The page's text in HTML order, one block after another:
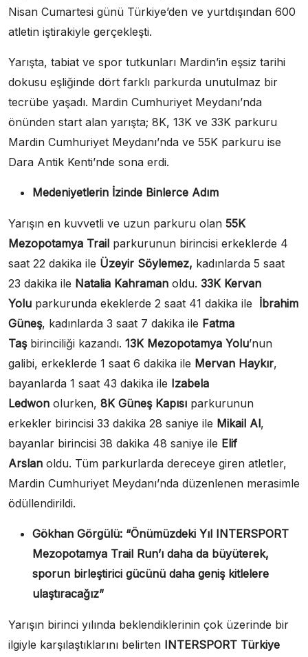
Nisan Cumartesi günü Türkiye’den ve yurtdışından 600
atletin iştirakiyle gerçekleşti.
Yarışta, tabiat ve spor tutkunları Mardin’in eşsiz tarihi
dokusu eşliğinde dört farklı parkurda unutulmaz bir
tecrübe yaşadı. Mardin Cumhuriyet Meydanı’nda
önünden start alan yarışta; 8K, 13K ve 33K parkuru
Mardin Cumhuriyet Meydanı’nda ve 55K parkuru ise
Dara Antik Kenti’nde sona erdi.
Medeniyetlerin İzinde Binlerce Adım
Yarışın en kuvvetli ve uzun parkuru olan 55K
Mezopotamya Trail parkurunun birincisi erkeklerde 4
saat 22 dakika ile Üzeyir Söylemez, kadınlarda 5 saat
23 dakika ile Natalia Kahraman oldu. 33K Kervan
Yolu parkurunda ekeklerde 2 saat 41 dakika ile İbrahim
Güneş, kadınlarda 3 saat 7 dakika ile Fatma
Taş birinciliği kazandı. 13K Mezopotamya Yolu’nun
galibi, erkeklerde 1 saat 6 dakika ile Mervan Haykır,
bayanlarda 1 saat 43 dakika ile Izabela
Ledwon olurken, 8K Güneş Kapısı parkurunun
erkekler birincisi 33 dakika 28 saniye ile Mikail Al,
bayanlar birincisi 38 dakika 48 saniye ile Elif
Arslan oldu. Tüm parkurlarda dereceye giren atletler,
Mardin Cumhuriyet Meydanı’nda düzenlenen merasimle
ödüllendirildi.
Gökhan Görgülü: “Önümüzdeki Yıl INTERSPORT
Mezopotamya Trail Run’ı daha da büyüterek,
sporun birleştirici gücünü daha geniş kitlelere
ulaştıracağız”
Yarışın birinci yılında beklendiklerinin çok üzerinde bir
ilgiyle karşılaştıklarını belirten INTERSPORT Türkiye